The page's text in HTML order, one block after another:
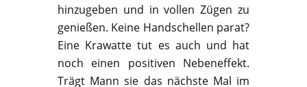
hinzugeben und in vollen Zügen zu
genießen. Keine Handschellen parat?
Eine Krawatte tut es auch und hat
noch einen positiven Nebeneffekt.
Trägt Mann sie das nächste Mal im